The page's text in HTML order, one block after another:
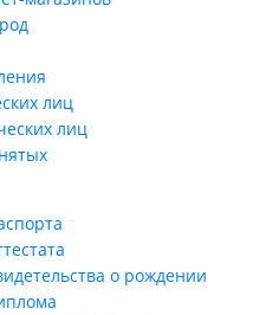
лиц
лиц
о рождении